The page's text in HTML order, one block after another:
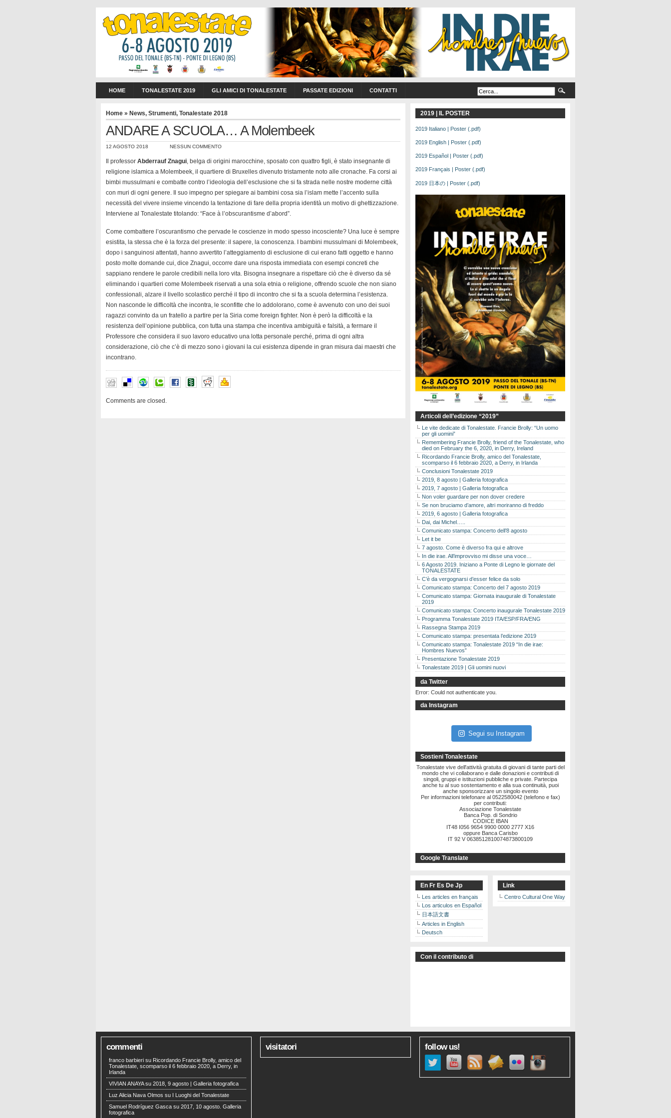
HOME TONALESTATE 2019 GLI AMICI DI TONALESTATE PASSATE EDIZIONI CONTATTI
Home » News, Strumenti, Tonalestate 2018
ANDARE A SCUOLA… A Molembeek
12 AGOSTO 2018 NESSUN COMMENTO
Il professor Abderrauf Znagui, belga di origini marocchine, sposato con quattro figli, è stato insegnante di
religione islamica a Molembeek, il quartiere di Bruxelles divenuto tristamente noto alle cronache. Fa corsi ai
bimbi mussulmani e combatte contro l’ideologia dell’esclusione che si fa strada nelle nostre moderne città
con muri di ogni genere. Il suo impegno per spiegare ai bambini cosa sia l’islam mette l’accento sulla
necessità del vivere insieme vincendo la tentazione di fare della propria identità un motivo di ghettizzazione.
Interviene al Tonalestate titolando: “Face à l’obscurantisme d’abord”.
Come combattere l’oscurantismo che pervade le coscienze in modo spesso incosciente? Una luce è sempre
esistita, la stessa che è la forza del presente: il sapere, la conoscenza. I bambini mussulmani di Molembeek,
dopo i sanguinosi attentati, hanno avvertito l’atteggiamento di esclusione di cui erano fatti oggetto e hanno
posto molte domande cui, dice Znagui, occorre dare una risposta immediata con esempi concreti che
sappiano rendere le parole credibili nella loro vita. Bisogna insegnare a rispettare ciò che è diverso da sé
eliminando i quartieri come Molembeek riservati a una sola etnia o religione, offrendo scuole che non siano
confessionali, alzare il livello scolastico perché il tipo di incontro che si fa a scuola determina l’esistenza.
Non nasconde le difficoltà che incontra, le sconfitte che lo addolorano, come è avvenuto con uno dei suoi
ragazzi convinto da un fratello a partire per la Siria come foreign fighter. Non è però la difficoltà e la
resistenza dell’opinione pubblica, con tutta una stampa che incentiva ambiguità e falsità, a fermare il
Professore che considera il suo lavoro educativo una lotta personale perché, prima di ogni altra
considerazione, ciò che c’è di mezzo sono i giovani la cui esistenza dipende in gran misura dai maestri che
incontrano.
Comments are closed.
2019 | IL POSTER
2019 Italiano | Poster (.pdf)
2019 English | Poster (.pdf)
2019 Español | Poster (.pdf)
2019 Français | Poster (.pdf)
2019 日本の | Poster (.pdf)
Articoli dell’edizione “2019”
Le vite dedicate di Tonalestate. Francie Brolly: “Un uomo
per gli uomini”
Remembering Francie Brolly, friend of the Tonalestate, who
died on February the 6, 2020, in Derry, Ireland
Ricordando Francie Brolly, amico del Tonalestate,
scomparso il 6 febbraio 2020, a Derry, in Irlanda
Conclusioni Tonalestate 2019
2019, 8 agosto | Galleria fotografica
2019, 7 agosto | Galleria fotografica
Non voler guardare per non dover credere
Se non bruciamo d’amore, altri moriranno di freddo
2019, 6 agosto | Galleria fotografica
Dai, dai Michel…..
Comunicato stampa: Concerto dell’8 agosto
Let it be
7 agosto. Come è diverso fra qui e altrove
In die irae. All’improvviso mi disse una voce…
6 Agosto 2019. Iniziano a Ponte di Legno le giornate del
TONALESTATE
C’è da vergognarsi d’esser felice da solo
Comunicato stampa: Concerto del 7 agosto 2019
Comunicato stampa: Giornata inaugurale di Tonalestate
2019
Comunicato stampa: Concerto inaugurale Tonalestate 2019
Programma Tonalestate 2019 ITA/ESP/FRA/ENG
Rassegna Stampa 2019
Comunicato stampa: presentata l’edizione 2019
Comunicato stampa: Tonalestate 2019 “In die irae:
Hombres Nuevos”
Presentazione Tonalestate 2019
Tonalestate 2019 | Gli uomini nuovi
da Twitter
Error: Could not authenticate you.
da Instagram
Segui su Instagram
Sostieni Tonalestate
Tonalestate vive dell'attività gratuita di giovani di tante parti del
mondo che vi collaborano e dalle donazioni e contributi di
singoli, gruppi e istituzioni pubbliche e private. Partecipa
anche tu al suo sostentamento e alla sua continuità, puoi
anche sponsorizzare un singolo evento
Per informazioni telefonare al 0522580042 (telefono e fax)
per contributi:
Associazione Tonalestate
Banca Pop. di Sondrio
CODICE IBAN
IT48 I056 9654 9900 0000 2777 X16
oppure Banca Carisbo
IT 92 V 0638512810074873800109
Google Translate
En Fr Es De Jp
Les articles en français
Los articulos en Español
日本語文書
Articles in English
Deutsch
Link
Centro Cultural One Way
Con il contributo di
commenti
franco barbieri su Ricordando Francie Brolly, amico del
Tonalestate, scomparso il 6 febbraio 2020, a Derry, in
Irlanda
VIVIAN ANAYAsu 2018, 9 agosto | Galleria fotografica
Luz Alicia Nava Olmos su
I Luoghi del Tonalestate
Samuel Rodríguez Gasca su 2017, 10 agosto. Galleria
fotografica
visitatori follow us!